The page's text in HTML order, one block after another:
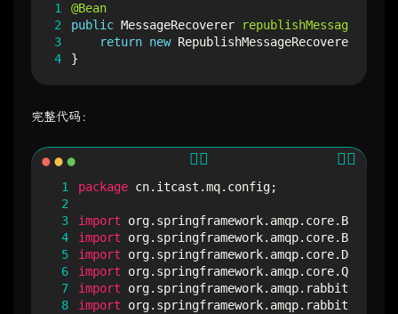
1
2
3
4
@Bean
public MessageRecoverer
return new RepublishMessageRecoverer
}
完整代码：
1
2
3
4
5
6
7
8
package cn.itcast.mq.config;
import org.springframework.amqp.core.Binding
import
import
import
org.springframework.amqp.core.Queue
import
import